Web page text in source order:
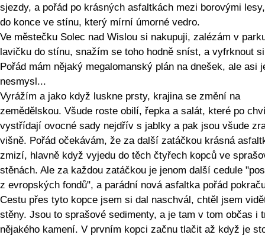
sjezdy, a pořád po krásných asfaltkách mezi borovými
do konce ve stínu, který mírní úmorné vedro.
Ve městečku Solec nad Wislou si nakupuji, zalézám v
lavičku do stínu, snažím se toho hodně sníst, a vyfrknout
Pořád mám nějaký megalomanský plán na dnešek, ale asi
nesmysl...
Vyrážím a jako když luskne prsty, krajina se změní na
zemědělskou. Všude roste obilí, řepka a salát, které po
vystřídají ovocné sady nejdřív s jablky a pak jsou všude
višně. Pořád očekávám, že za další zatáčkou krásná
zmizí, hlavně když vyjedu do těch čtyřech kopců ve
stěnách. Ale za každou zatáčkou je jenom další cedule
z evropských fondů", a parádní nová asfaltka pořád
Cestu přes tyto kopce jsem si dal naschvál, chtěl jsem
stěny. Jsou to sprašové sedimenty, a je tam v tom občas i
nějakého kamení. V prvním kopci začnu tlačit až když je